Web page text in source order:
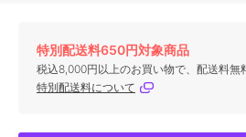
特別配送料650円対象商品
税込8,000円以上のお買い物で、配送料無
特別配送料について